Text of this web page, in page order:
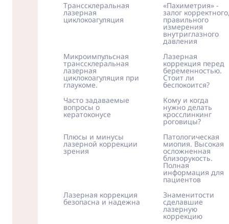
Транссклеральная
лазерная
циклокоагуляция
«Пахиметрия» -
залог
правильного
измерения
внутриглазного
давления
Микроимпульсная
транссклеральная
лазерная
циклокоагуляция при
глаукоме.
Лазерная
коррекция перед
беременностью.
Стоит ли
беспокоится?
Часто задаваемые
вопросы о
кератоконусе
Кому и когда
нужно делать
кросслинкинг
роговицы?
Плюсы и минусы
лазерной коррекции
зрения
Патологическая
миопия. Высокая
осложненная
близорукость.
Полная
информация для
пациентов
Лазерная коррекция
безопасна и надежна
Знаменитости
сделавшие
лазерную
коррекцию